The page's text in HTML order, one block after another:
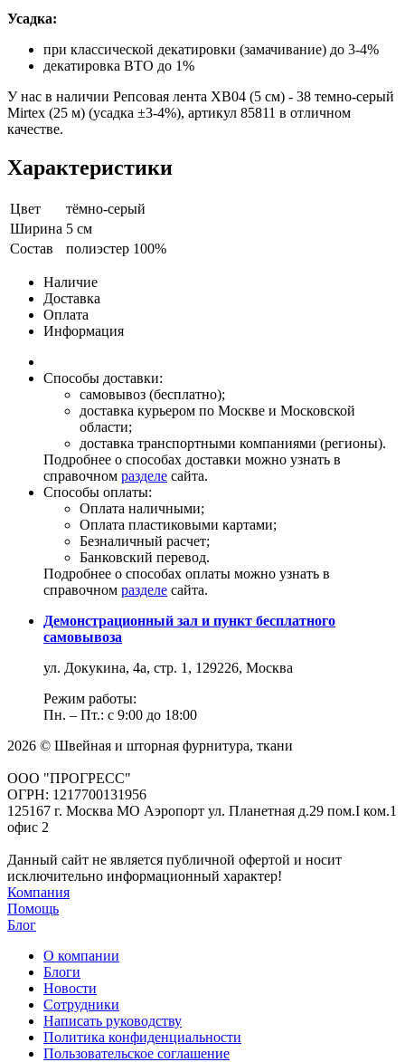
Усадка:
при классической декатировки (замачивание) до 3-4%
декатировка ВТО до 1%
У нас в наличии Репсовая лента XB04 (5 см) - 38 темно-серый
Mirtex (25 м) (усадка ±3-4%), артикул 85811 в отличном
качестве.
Характеристики
Цвет
тёмно-серый
Ширина 5 см
Состав
полиэстер 100%
Наличие
Доставка
Оплата
Информация
Способы доставки:
самовывоз (бесплатно);
доставка курьером по Москве и Московской
области;
доставка транспортными компаниями (регионы).
Подробнее о способах доставки можно узнать в
справочном разделе сайта.
Способы оплаты:
Оплата наличными;
Оплата пластиковыми картами;
Безналичный расчет;
Банковский перевод.
Подробнее о способах оплаты можно узнать в
справочном разделе сайта.
Демонстрационный зал и пункт бесплатного
самовывоза
ул. Докукина, 4а, стр. 1, 129226, Москва
Режим работы:
Пн. – Пт.: с 9:00 до 18:00
2026 © Швейная и шторная фурнитура, ткани
ООО "ПРОГРЕСС"
ОГРН: 1217700131956
125167 г. Москва МО Аэропорт ул. Планетная д.29 пом.I ком.1
офис 2
Данный сайт не является публичной офертой и носит
исключительно информационный характер!
Компания
Помощь
Блог
О компании
Блоги
Новости
Сотрудники
Написать руководству
Политика конфиденциальности
Пользовательское соглашение